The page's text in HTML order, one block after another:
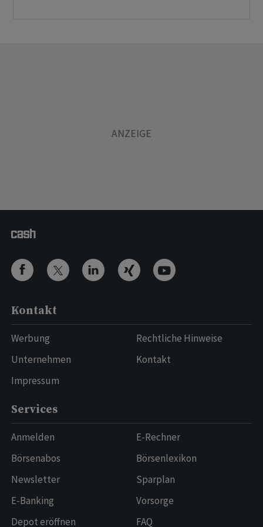
Kontakt
Werbung
Unternehmen
Impressum
Rechtliche Hinweise
Kontakt
Services
Anmelden
Börsenabos
Newsletter
E-Banking
Depot eröffnen
E-Rechner
Börsenlexikon
Sparplan
Vorsorge
FAQ